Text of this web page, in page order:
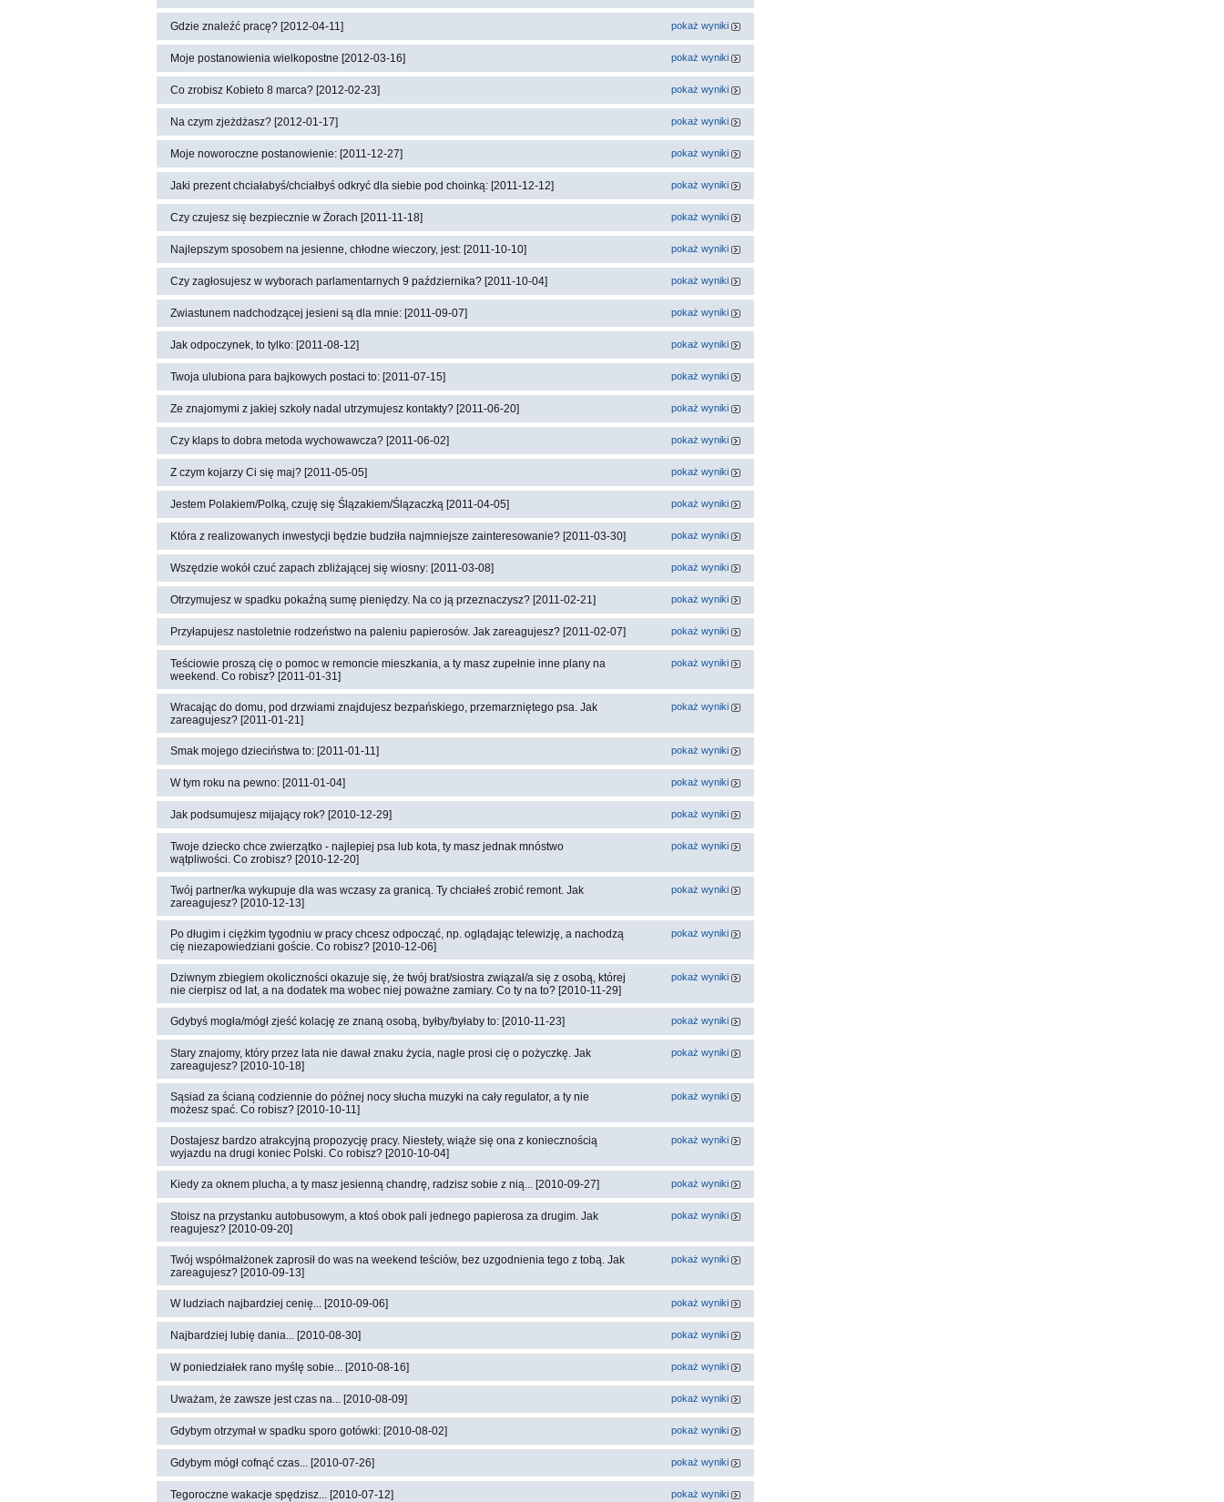
Gdzie znaleźć pracę? [2012-04-11] pokaż wyniki
Moje postanowienia wielkopostne [2012-03-16] pokaż wyniki
Co zrobisz Kobieto 8 marca? [2012-02-23] pokaż wyniki
Na czym zjeżdżasz? [2012-01-17] pokaż wyniki
Moje noworoczne postanowienie: [2011-12-27] pokaż wyniki
Jaki prezent chciałabyś/chciałbyś odkryć dla siebie pod choinką: [2011-12-12] pokaż wyniki
Czy czujesz się bezpiecznie w Żorach [2011-11-18] pokaż wyniki
Najlepszym sposobem na jesienne, chłodne wieczory, jest: [2011-10-10] pokaż wyniki
Czy zagłosujesz w wyborach parlamentarnych 9 października? [2011-10-04] pokaż wyniki
Zwiastunem nadchodzącej jesieni są dla mnie: [2011-09-07] pokaż wyniki
Jak odpoczynek, to tylko: [2011-08-12] pokaż wyniki
Twoja ulubiona para bajkowych postaci to: [2011-07-15] pokaż wyniki
Ze znajomymi z jakiej szkoły nadal utrzymujesz kontakty? [2011-06-20] pokaż wyniki
Czy klaps to dobra metoda wychowawcza? [2011-06-02] pokaż wyniki
Z czym kojarzy Ci się maj? [2011-05-05] pokaż wyniki
Jestem Polakiem/Polką, czuję się Ślązakiem/Ślązaczką [2011-04-05] pokaż wyniki
Która z realizowanych inwestycji będzie budziła najmniejsze zainteresowanie? [2011-03-30] pokaż wyniki
Wszędzie wokół czuć zapach zbliżającej się wiosny: [2011-03-08] pokaż wyniki
Otrzymujesz w spadku pokaźną sumę pieniędzy. Na co ją przeznaczysz? [2011-02-21] pokaż wyniki
Przyłapujesz nastoletnie rodzeństwo na paleniu papierosów. Jak zareagujesz? [2011-02-07] pokaż wyniki
Teściowie proszą cię o pomoc w remoncie mieszkania, a ty masz zupełnie inne plany na
weekend. Co robisz? [2011-01-31]
pokaż wyniki
Wracając do domu, pod drzwiami znajdujesz bezpańskiego, przemarzniętego psa. Jak
zareagujesz? [2011-01-21]
pokaż wyniki
Smak mojego dzieciństwa to: [2011-01-11] pokaż wyniki
W tym roku na pewno: [2011-01-04] pokaż wyniki
Jak podsumujesz mijający rok? [2010-12-29] pokaż wyniki
Twoje dziecko chce zwierzątko - najlepiej psa lub kota, ty masz jednak mnóstwo
wątpliwości. Co zrobisz? [2010-12-20]
pokaż wyniki
Twój partner/ka wykupuje dla was wczasy za granicą. Ty chciałeś zrobić remont. Jak
zareagujesz? [2010-12-13]
pokaż wyniki
Po długim i ciężkim tygodniu w pracy chcesz odpocząć, np. oglądając telewizję, a nachodzą
cię niezapowiedziani goście. Co robisz? [2010-12-06]
pokaż wyniki
Dziwnym zbiegiem okoliczności okazuje się, że twój brat/siostra związał/a się z osobą, której
nie cierpisz od lat, a na dodatek ma wobec niej poważne zamiary. Co ty na to? [2010-11-29]
pokaż wyniki
Gdybyś mogła/mógł zjeść kolację ze znaną osobą, byłby/byłaby to: [2010-11-23] pokaż wyniki
Stary znajomy, który przez lata nie dawał znaku życia, nagle prosi cię o pożyczkę. Jak
zareagujesz? [2010-10-18]
pokaż wyniki
Sąsiad za ścianą codziennie do późnej nocy słucha muzyki na cały regulator, a ty nie
możesz spać. Co robisz? [2010-10-11]
pokaż wyniki
Dostajesz bardzo atrakcyjną propozycję pracy. Niestety, wiąże się ona z koniecznością
wyjazdu na drugi koniec Polski. Co robisz? [2010-10-04]
pokaż wyniki
Kiedy za oknem plucha, a ty masz jesienną chandrę, radzisz sobie z nią... [2010-09-27] pokaż wyniki
Stoisz na przystanku autobusowym, a ktoś obok pali jednego papierosa za drugim. Jak
reagujesz? [2010-09-20]
pokaż wyniki
Twój współmałżonek zaprosił do was na weekend teściów, bez uzgodnienia tego z tobą. Jak
zareagujesz? [2010-09-13]
pokaż wyniki
W ludziach najbardziej cenię... [2010-09-06] pokaż wyniki
Najbardziej lubię dania... [2010-08-30] pokaż wyniki
W poniedziałek rano myślę sobie... [2010-08-16] pokaż wyniki
Uważam, że zawsze jest czas na... [2010-08-09] pokaż wyniki
Gdybym otrzymał w spadku sporo gotówki: [2010-08-02] pokaż wyniki
Gdybym mógł cofnąć czas... [2010-07-26] pokaż wyniki
Tegoroczne wakacje spędzisz... [2010-07-12] pokaż wyniki